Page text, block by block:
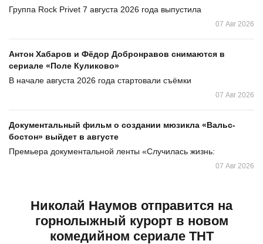
Группа Rock Privet 7 августа 2026 года выпустила
07 Авг 2026
Антон Хабаров и Фёдор Добронравов снимаются в
сериале «Поле Куликово»
В начале августа 2026 года стартовали съёмки
07 Авг 2026
Документальный фильм о создании мюзикла «Вальс-
бостон» выйдет в августе
Премьера документальной ленты «Случилась жизнь:
07 Авг 2026
Николай Наумов отправится на
горнолыжный курорт в новом
комедийном сериале ТНТ